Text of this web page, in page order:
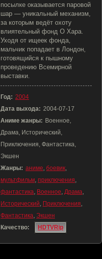
посылке оказывается паровой
шар — уникальный механизм,
за которым ведёт охоту
влиятельный фонд О Хара.
Уходя от ищеек фонда,
мальчик попадает в Лондон,
готовящийся к пышному
проведению Всемирной
выставки.
Год: 2004
Дата выхода: 2004-07-17
Аниме жанры: Военное,
Драма, Исторический,
Приключения, Фантастика,
Экшен
Жанры: аниме, боевик,
мультфильм, приключения,
фантастика, Военное, Драма,
Исторический, Приключения,
Фантастика, Экшен
Качество:
HDTVRip